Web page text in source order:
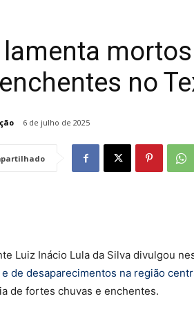
lamenta
no
6 de julho de 2025
Luiz Inácio Lula da Silva divulgou
de desaparecimentos na região
de fortes chuvas e enchentes.